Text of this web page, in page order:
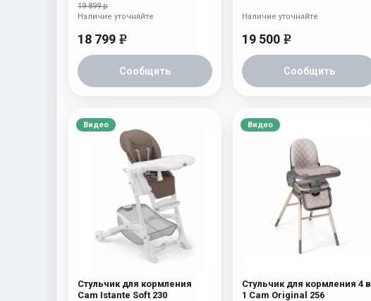
19 899 р
18 799 e
Сообщить
Наличие уточняйте
19 500 e
Сообщить
Наличие уточняйте
Видео
Стульчик для кормления
Cam Istante Soft 230
Видео
Стульчик для кормления 4 в
1 Cam Original 256